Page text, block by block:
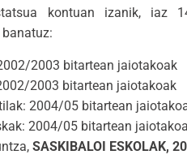
kontuan izanik,
2003 bitartean jaiotakoak
2003 bitartean jaiotakoak
2004/05 bitartean
2004/05 bitartean
SASKIBALOI ESKOLAK,